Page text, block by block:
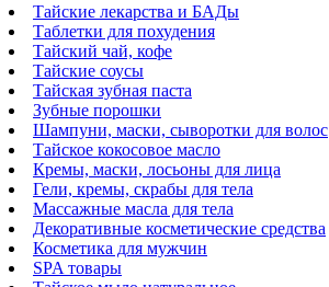
Тайские лекарства и БАДы
Таблетки для похудения
Тайский чай, кофе
Тайские соусы
Тайская зубная паста
Зубные порошки
Шампуни, маски, сыворотки для волос
Тайское кокосовое масло
Кремы, маски, лосьоны для лица
Гели, кремы, скрабы для тела
Массажные масла для тела
Декоративные косметические средства
Косметика для мужчин
SPA товары